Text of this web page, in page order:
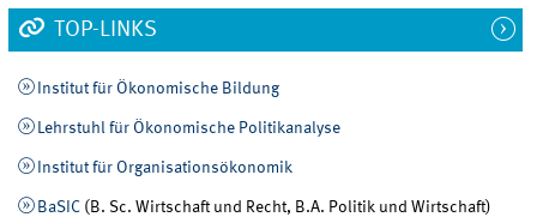
TOP-LINKS
Institut für Ökonomische Bildung
Lehrstuhl für Ökonomische Politikanalyse
Institut für Organisationsökonomik
BaSIC(B. Sc. Wirtschaft und Recht, B.A. Politik und Wirtschaft)